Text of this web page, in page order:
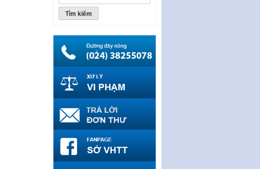
Sửa đổi, bổ sung một số điều
của Thông tư số 320/2016/TT-
thương mại điện tử
Nghị quyết quy định điều kiện,
thủ tục tặng, thu hồi danh hiệu
"Công dân danh dự…
Nghị quyết quy định một số
chính sách thúc đẩy nghiên cứu
khoa học, phát triển công…
quy phạm pháp luật của HĐND
Thành phố triển khai thi…
kiếm
cho: